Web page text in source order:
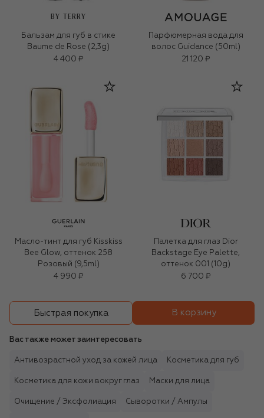
BY TERRY
Бальзам для губ в стике
Baume de Rose (2,3g)
4 400 ₽
Парфюмерная вода для
волос Guidance (50ml)
21 120 ₽
Масло-тинт для губ Kisskiss
Bee Glow, оттенок 258
Розовый (9,5ml)
4 990 ₽
Палетка для глаз Dior
Backstage Eye Palette,
оттенок 001 (10g)
6 700 ₽
Быстрая покупка В корзину
Вас также может заинтересовать
Антивозрастной уход за кожей лица Косметика для губ
Косметика для кожи вокруг глаз Маски для лица
Очищение / Эксфолиация Сыворотки / Ампулы